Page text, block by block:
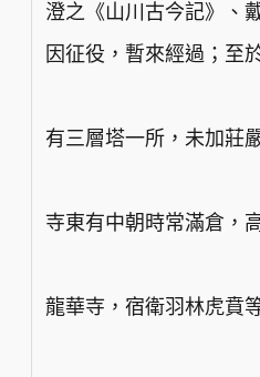
澄之《山川古今記》、
因征役，暫來經過；至
有三層塔一所，未加莊
寺東有中朝時常滿倉，
龍華寺，宿衛羽林虎賁